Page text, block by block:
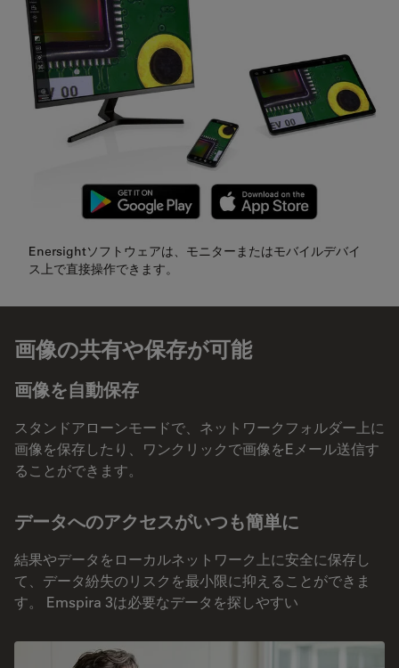
Enersightソフトウェアは、モニターまたはモバイルデバイ
ス上で直接操作できます。
画像の共有や保存が可能
画像を自動保存
スタンドアローンモードで、ネットワークフォルダー上に
画像を保存したり、ワンクリックで画像をEメール送信す
ることができます。
データへのアクセスがいつも簡単に
結果やデータをローカルネットワーク上に安全に保存し
て、データ紛失のリスクを最小限に抑えることができま
す。 Emspira 3は必要なデータを探しやすい